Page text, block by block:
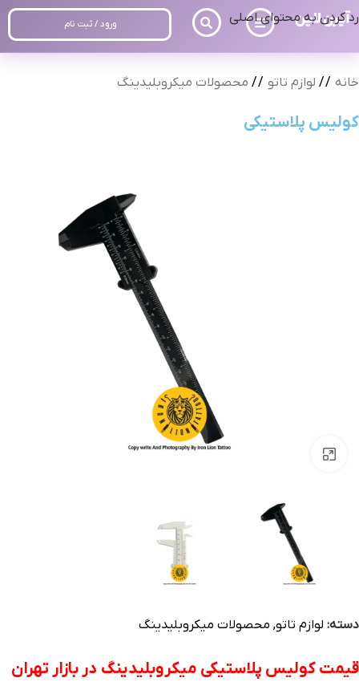
رد کردن به محتوای اصلی ورود / ثبت نام
خانه / لوازم تاتو / محصولات میکروبلیدینگ
کولیس پلاستیکی
دسته: لوازم تاتو, محصولات میکروبلیدینگ
قیمت کولیس پلاستیکی میکروبلیدینگ در بازار تهران